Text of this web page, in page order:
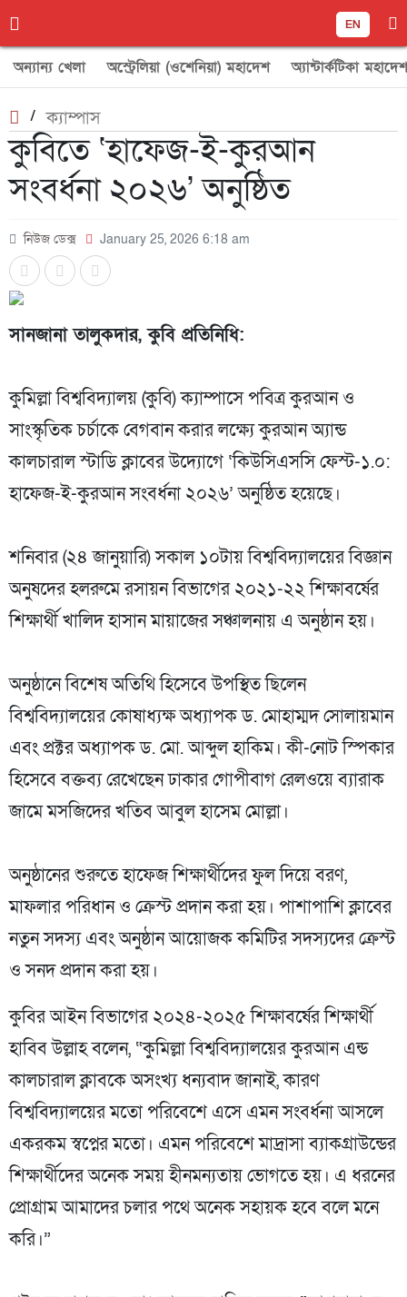
EN
অন্যান্য খেলা অস্ট্রেলিয়া (ওশেনিয়া) মহাদেশ অ্যান্টার্কটিকা মহাদেশ
/ক্যাম্পাস
‎কুবিতে ‘হাফেজ-ই-কুরআন
সংবর্ধনা ২০২৬’ অনুষ্ঠিত
নিউজ ডেক্স January 25, 2026 6:18 am
‎সানজানা তালুকদার, কুবি প্রতিনিধি:
‎কুমিল্লা বিশ্ববিদ্যালয় (কুবি) ক্যাম্পাসে পবিত্র কুরআন ও
সাংস্কৃতিক চর্চাকে বেগবান করার লক্ষ্যে কুরআন অ্যান্ড
কালচারাল স্টাডি ক্লাবের উদ্যোগে ‘কিউসিএসসি ফেস্ট-১.০:
হাফেজ-ই-কুরআন সংবর্ধনা ২০২৬’ অনুষ্ঠিত হয়েছে।
‎শনিবার (২৪ জানুয়ারি) সকাল ১০টায় বিশ্ববিদ্যালয়ের বিজ্ঞান
অনুষদের হলরুমে রসায়ন বিভাগের ২০২১-২২ শিক্ষাবর্ষের
শিক্ষার্থী খালিদ হাসান মায়াজের সঞ্চালনায় এ অনুষ্ঠান হয়।
‎অনুষ্ঠানে বিশেষ অতিথি হিসেবে উপস্থিত ছিলেন
বিশ্ববিদ্যালয়ের কোষাধ্যক্ষ অধ্যাপক ড. মোহাম্মদ সোলায়মান
এবং প্রক্টর অধ্যাপক ড. মো. আব্দুল হাকিম। কী-নোট স্পিকার
হিসেবে বক্তব্য রেখেছেন ঢাকার গোপীবাগ রেলওয়ে ব্যারাক
জামে মসজিদের খতিব আবুল হাসেম মোল্লা।
‎অনুষ্ঠানের শুরুতে হাফেজ শিক্ষার্থীদের ফুল দিয়ে বরণ,
মাফলার পরিধান ও ক্রেস্ট প্রদান করা হয়। পাশাপাশি ক্লাবের
নতুন সদস্য এবং অনুষ্ঠান আয়োজক কমিটির সদস্যদের ক্রেস্ট
ও সনদ প্রদান করা হয়।
‎কুবির আইন বিভাগের ২০২৪-২০২৫ শিক্ষাবর্ষের শিক্ষার্থী
হাবিব উল্লাহ বলেন, “কুমিল্লা বিশ্ববিদ্যালয়ের কুরআন এন্ড
কালচারাল ক্লাবকে অসংখ্য ধন্যবাদ জানাই, কারণ
বিশ্ববিদ্যালয়ের মতো পরিবেশে এসে এমন সংবর্ধনা আসলে
একরকম স্বপ্নের মতো। এমন পরিবেশে মাদ্রাসা ব্যাকগ্রাউন্ডের
শিক্ষার্থীদের অনেক সময় হীনমন্যতায় ভোগতে হয়। এ ধরনের
প্রোগ্রাম আমাদের চলার পথে অনেক সহায়ক হবে বলে মনে
করি।”